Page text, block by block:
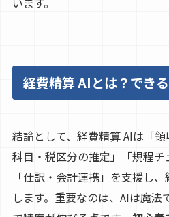
経費精算 AIとは？でき
結論として、経費精算 AIは「
科目・税区分の推定」「規程チ
「仕訳・会計連携」を支援し
します。重要なのは、AIは魔